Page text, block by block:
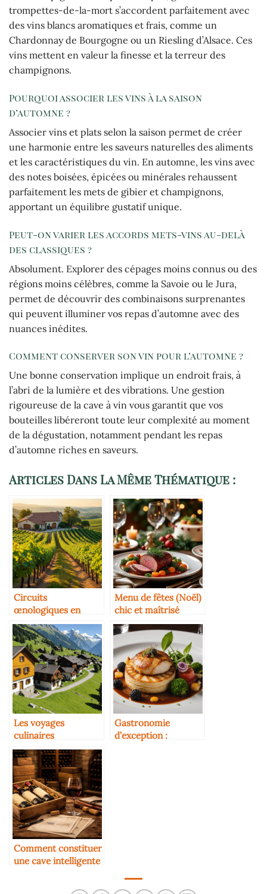
trompettes-de-la-mort s’accordent parfaitement avec
des vins blancs aromatiques et frais, comme un
Chardonnay de Bourgogne ou un Riesling d’Alsace. Ces
vins mettent en valeur la finesse et la terreur des
champignons.
Pourquoi associer les vins à la saison
d’automne ?
Associer vins et plats selon la saison permet de créer
une harmonie entre les saveurs naturelles des aliments
et les caractéristiques du vin. En automne, les vins avec
des notes boisées, épicées ou minérales rehaussent
parfaitement les mets de gibier et champignons,
apportant un équilibre gustatif unique.
Peut-on varier les accords mets-vins au-delà
des classiques ?
Absolument. Explorer des cépages moins connus ou des
régions moins célèbres, comme la Savoie ou le Jura,
permet de découvrir des combinaisons surprenantes
qui peuvent illuminer vos repas d’automne avec des
nuances inédites.
Comment conserver son vin pour l’automne ?
Une bonne conservation implique un endroit frais, à
l’abri de la lumière et des vibrations. Une gestion
rigoureuse de la cave à vin vous garantit que vos
bouteilles libéreront toute leur complexité au moment
de la dégustation, notamment pendant les repas
d’automne riches en saveurs.
Articles Dans La Même Thématique :
Circuits
œnologiques en
France : où aller ?
Menu de fêtes (Noël)
chic et maîtrisé
(entrée-plat-dessert)
Les voyages
culinaires
thématiques
(fromage, vin,
chocolat)
Gastronomie
d’exception :
Comment constituer
une cave intelligente